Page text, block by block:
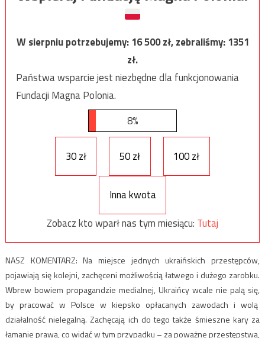
W sierpniu potrzebujemy:16 500zł, zebraliśmy:1351
zł.
Państwa wsparcie jest niezbędne dla funkcjonowania
Fundacji Magna Polonia.
8%
30 zł 50 zł 100 zł
Inna kwota
Zobacz kto wparł nas tym miesiącu: Tutaj
NASZ KOMENTARZ: Na miejsce jednych ukraińskich przestępców,
pojawiają się kolejni, zachęceni możliwością łatwego i dużego zarobku.
Wbrew bowiem propagandzie medialnej, Ukraińcy wcale nie palą się,
by pracować w Polsce w kiepsko opłacanych zawodach i wolą
działalność nielegalną. Zachęcają ich do tego także śmieszne kary za
łamanie prawa, co widać w tym przypadku – za poważne przestępstwa,